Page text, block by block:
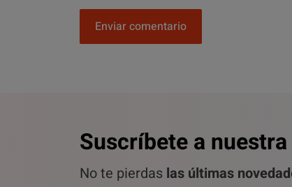
Enviar comentario
Suscríbete a
No te pierdas las últimas